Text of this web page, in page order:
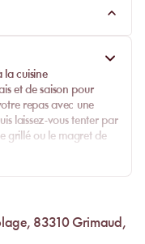
passer une
la cuisine
et de saison pour
repas avec une
laissez-vous tenter par
grillé ou le magret de
la mousse au
du jour, mettant en
de la région, pour une
83310 Grimaud,